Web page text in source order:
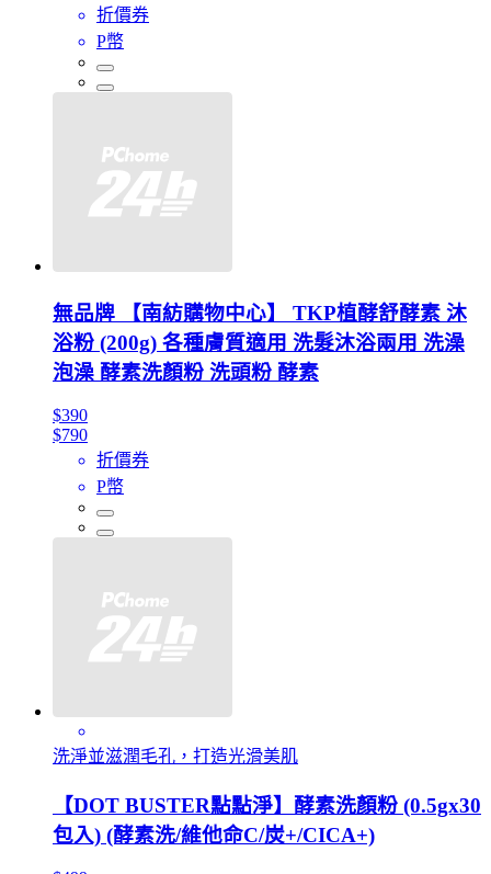
折價券
P幣
無品牌 【南紡購物中心】 TKP植酵舒酵素 沐
浴粉 (200g) 各種膚質適用 洗髮沐浴兩用 洗澡
泡澡 酵素洗顏粉 洗頭粉 酵素
$390
$790
折價券
P幣
洗淨並滋潤毛孔，打造光滑美肌
【DOT BUSTER點點淨】酵素洗顏粉 (0.5gx30
包入) (酵素洗/維他命C/炭+/CICA+)